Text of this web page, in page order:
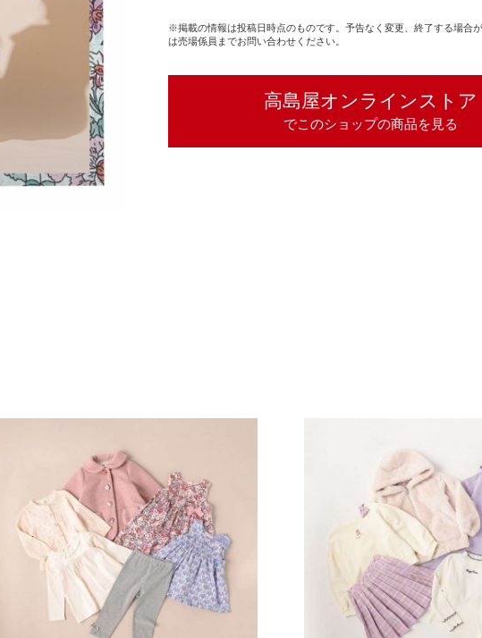
※掲載の情報は投稿日時点のものです。予告なく変更、終了する場合
は売場係員までお問い合わせください。
高島屋オンラインストア
でこのショップの商品を見る